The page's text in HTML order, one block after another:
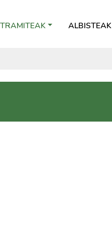
TRAMITEAK ALBISTEAK